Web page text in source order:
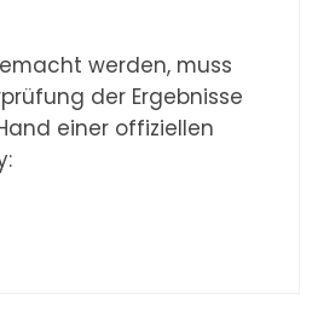
werden, muss
der Ergebnisse
einer offiziellen